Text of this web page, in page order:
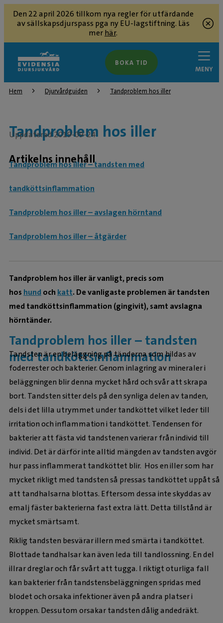
Den 22 april 2026 tillkom nya regler för utfärdande
av sällskapsdjurspass pga ny EU-lagstiftning. Läs
merhär.
BOKA TID
MENY
Hem Djurvårdguiden Tandproblem hos iller
Tandproblem hos iller
Uppdaterad 2019-09-24
Artikelns innehåll
Tandproblem hos iller – tandsten med
tandköttsinflammation
Tandproblem hos iller – avslagen hörntand
Tandproblem hos iller – åtgärder
Tandproblem hos iller är vanligt, precis som
hos hund och katt. De vanligaste problemen är tandsten
med tandköttsinflammation (gingivit), samt avslagna
hörntänder.
Tandproblem hos iller – tandsten
med tandköttsinflammation
Tandsten är en beläggning på tänderna som bildas av
foderrester och bakterier. Genom inlagring av mineraler i
beläggningen blir denna mycket hård och svår att skrapa
bort. Tandsten sitter dels på den synliga delen av tanden,
dels i det lilla utrymmet under tandköttet vilket leder till
irritation och inflammation i tandköttet. Tendensen för
bakterier att fästa vid tandstenen varierar från individ till
individ. Det är därför inte alltid mängden av tandsten avgör
hur pass inflammerat tandköttet blir. Hos en iller som har
mycket rikligt med tandsten så pressas tandköttet uppåt så
att tandhalsarna blottas. Eftersom dessa inte skyddas av
emalj fäster bakterierna fast extra lätt. Detta tillstånd är
mycket smärtsamt.
Riklig tandsten besvärar illern med smärta i tandköttet.
Blottade tandhalsar kan även leda till tandlossning. En del
illrar dreglar och får svårt att tugga. I riktigt oturliga fall
kan bakterier från tandstensbeläggningen spridas med
blodet och orsaka infektioner även på andra platser i
kroppen. Dessutom orsakar tandsten dålig andedräkt.